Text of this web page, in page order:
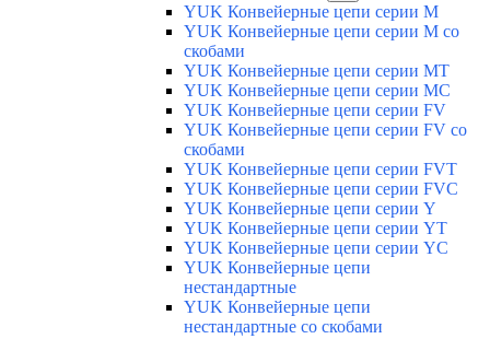
YUK Конвейерные цепи серии М
YUK Конвейерные цепи серии М со
скобами
YUK Конвейерные цепи серии МТ
YUK Конвейерные цепи серии МС
YUK Конвейерные цепи серии FV
YUK Конвейерные цепи серии FV со
скобами
YUK Конвейерные цепи серии FVT
YUK Конвейерные цепи серии FVC
YUK Конвейерные цепи серии Y
YUK Конвейерные цепи серии YТ
YUK Конвейерные цепи серии YС
YUK Конвейерные цепи
нестандартные
YUK Конвейерные цепи
нестандартные со скобами